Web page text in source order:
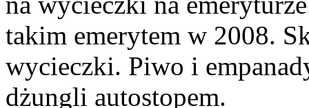
takim emerytem w 2008.
wycieczki. Piwo i
dżungli autostopem.